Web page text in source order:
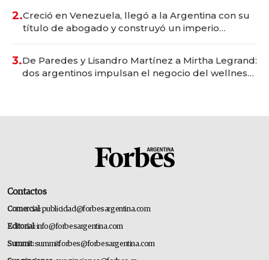
2.Creció en Venezuela, llegó a la Argentina con su
título de abogado y construyó un imperio
3.De Paredes y Lisandro Martínez a Mirtha Legrand:
dos argentinos impulsan el negocio del wellness
Contactos
Comercial:publicidad@forbesargentina.com
Editorial:info@forbesargentina.com
Summit:summitforbes@forbesargentina.com